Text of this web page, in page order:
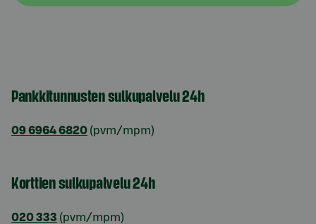
Pankkitunnusten sulkupalvelu 24h
09 6964 6820 (pvm/mpm)
Korttien sulkupalvelu 24h
020 333 (pvm/mpm)